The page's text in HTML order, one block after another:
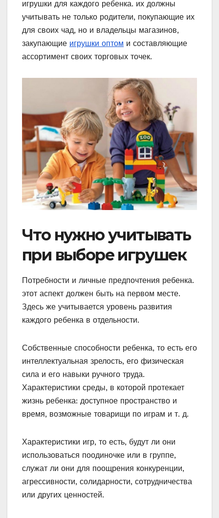
игрушки для каждого ребенка. их должны
учитывать не только родители, покупающие их
для своих чад, но и владельцы магазинов,
закупающие игрушки оптом и составляющие
ассортимент своих торговых точек.
Что нужно учитывать
при выборе игрушек
Потребности и личные предпочтения ребенка.
этот аспект должен быть на первом месте.
Здесь же учитывается уровень развития
каждого ребенка в отдельности.
Собственные способности ребенка, то есть его
интеллектуальная зрелость, его физическая
сила и его навыки ручного труда.
Характеристики среды, в которой протекает
жизнь ребенка: доступное пространство и
время, возможные товарищи по играм и т. д.
Характеристики игр, то есть, будут ли они
использоваться поодиночке или в группе,
служат ли они для поощрения конкуренции,
агрессивности, солидарности, сотрудничества
или других ценностей.